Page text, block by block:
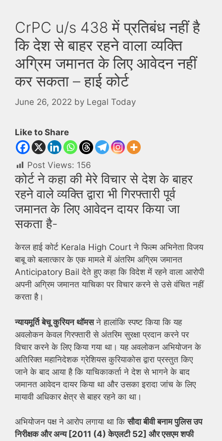
CrPC u/s 438 में प्रतिबंध नहीं है
कि देश से बाहर रहने वाला व्यक्ति
अग्रिम जमानत के लिए आवेदन नहीं
कर सकता – हाई कोर्ट
June 26, 2022 by Legal Today
Like to Share
Post Views: 156
कोर्ट ने कहा की मेरे विचार से देश के बाहर
रहने वाले व्यक्ति द्वारा भी गिरफ्तारी पूर्व
जमानत के लिए आवेदन दायर किया जा
सकता है-
केरल हाई कोर्ट Kerala High Court ने फिल्म अभिनेता विजय
बाबू को बलात्कार के एक मामले में अंतरिम अग्रिम जमानत
Anticipatory Bail देते हुए कहा कि विदेश में रहने वाला आरोपी
अपनी अग्रिम जमानत याचिका पर विचार करने से उसे वंचित नहीं
करता है।
न्यायमूर्ति बेचू कुरियन थॉमसने हालांकि स्पष्ट किया कि यह
अवलोकन केवल गिरफ्तारी से अंतरिम सुरक्षा प्रदान करने पर
विचार करने के लिए किया गया था। यह अवलोकन अभियोजन के
अतिरिक्त महानिदेशक ग्रेशियस कुरियाकोस द्वारा प्रस्तुत किए
जाने के बाद आया है कि याचिकाकर्ता ने देश से भागने के बाद
जमानत आवेदन दायर किया था और उसका इरादा जांच के लिए
मायावी अधिकार क्षेत्र से बाहर रहने का था।
अभियोजन पक्ष ने आरोप लगाया था किसौदा बीवी बनाम पुलिस उप
निरीक्षक और अन्य [2011 (4) केएलटी 52] और एसएम शफी